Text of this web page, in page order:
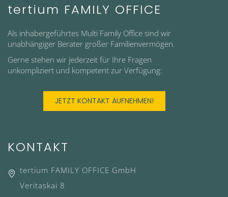
tertium FAMILY OFFICE
Als inhabergeführtes Multi Family Office sind wir
unabhängiger Berater großer Familienvermögen.
Gerne stehen wir jederzeit für Ihre Fragen
unkompliziert und kompetent zur Verfügung:
JETZT KONTAKT AUFNEHMEN!
KONTAKT
tertium FAMILY OFFICE GmbH
Veritaskai 8